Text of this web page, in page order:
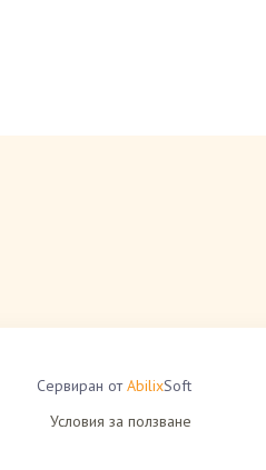
Сервиран от AbilixSoft
Условия за ползване